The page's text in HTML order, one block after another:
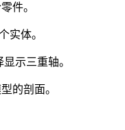
件。
实体。
示三重轴。
的剖面。